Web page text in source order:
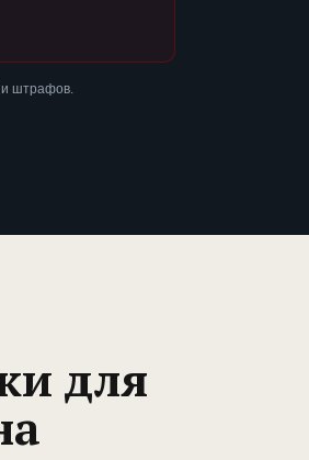
и штрафов.
для